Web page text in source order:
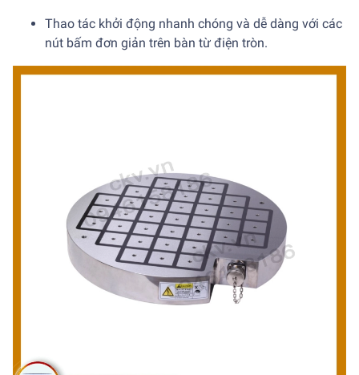
Thao tác khởi động nhanh chóng và dễ dàng với các
nút bấm đơn giản trên bàn từ điện tròn.